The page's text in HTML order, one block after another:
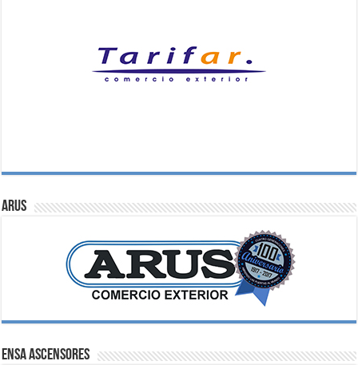
ARUS
ENSA Ascensores